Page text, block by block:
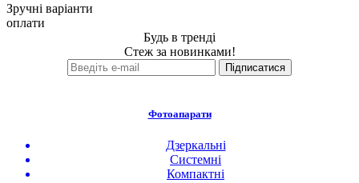
Зручні варіанти
оплати
Будь в тренді
Стеж за новинками!
Фотоапарати
Дзеркальні
Системні
Компактні